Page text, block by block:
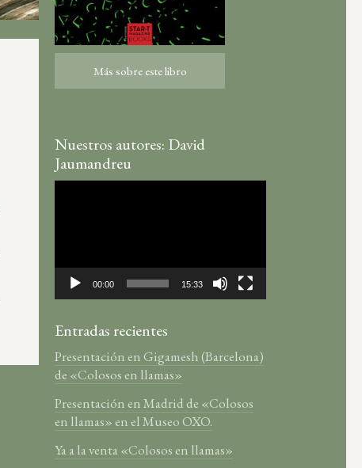
Más sobre este libro
Nuestros autores: David
Jaumandreu
00:00 15:33
Entradas recientes
Presentación en Gigamesh (Barcelona)
de «Colosos en llamas»
Presentación en Madrid de «Colosos
en llamas» en el Museo OXO.
Ya a la venta «Colosos en llamas»